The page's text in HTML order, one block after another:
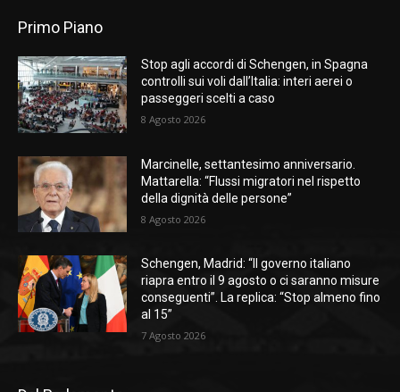
Primo Piano
Stop agli accordi di Schengen, in Spagna
controlli sui voli dall’Italia: interi aerei o
passeggeri scelti a caso
8 Agosto 2026
Marcinelle, settantesimo anniversario.
Mattarella: “Flussi migratori nel rispetto
della dignità delle persone”
8 Agosto 2026
Schengen, Madrid: “Il governo italiano
riapra entro il 9 agosto o ci saranno misure
conseguenti”. La replica: “Stop almeno fino
al 15”
7 Agosto 2026